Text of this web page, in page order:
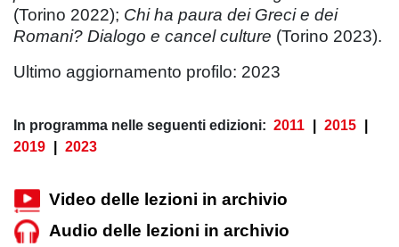
(Torino 2022); Chi ha paura dei Greci e dei
Romani? Dialogo e cancel culture (Torino 2023).
Ultimo aggiornamento profilo: 2023
In programma nelle seguenti edizioni: 2011 2015
2019
2023
Video delle lezioni in archivio
Audio delle lezioni in archivio